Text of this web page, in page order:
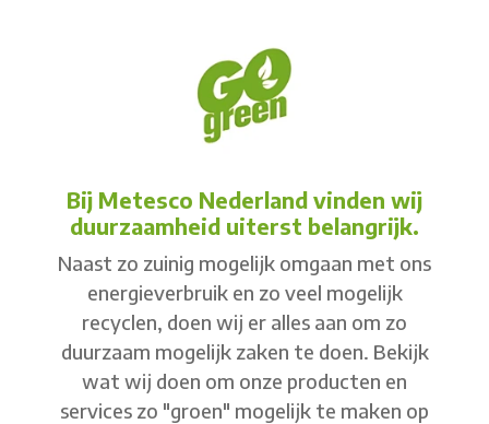
Bij Metesco Nederland vinden wij
duurzaamheid uiterst belangrijk.
Naast zo zuinig mogelijk omgaan met ons
energieverbruik en zo veel mogelijk
recyclen, doen wij er alles aan om zo
duurzaam mogelijk zaken te doen. Bekijk
wat wij doen om onze producten en
services zo "groen" mogelijk te maken op